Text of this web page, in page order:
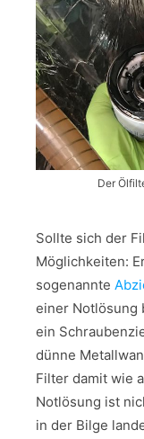
Der
Sollte sich der
Möglichkeiten:
sogenannte
einer Notlösung
ein
dünne
Filter damit wie
Notlösung ist
in der Bilge